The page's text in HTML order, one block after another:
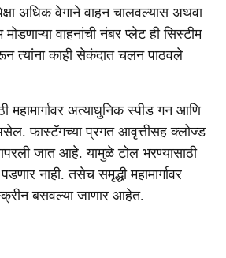
अधिक वेगाने वाहन चालवल्यास अथवा
वाहनांची नंबर प्लेट ही सिस्टीम
त्यांना काही सेकंदात चलन पाठवले
महामार्गावर अत्याधुनिक स्पीड गन आणि
फास्टॅगच्या प्रगत आवृत्तीसह क्लोज्ड
जात आहे. यामुळे टोल भरण्यासाठी
नाही. तसेच समृद्धी महामार्गावर
बसवल्या जाणार आहेत.